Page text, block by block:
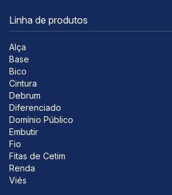
Linha de produtos
Alça
Base
Bico
Cintura
Debrum
Diferenciado
Domínio Público
Embutir
Fio
Fitas de Cetim
Renda
Viés